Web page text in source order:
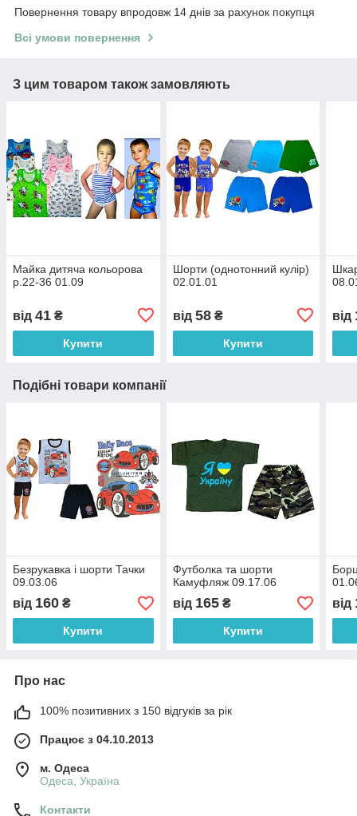
Повернення товару впродовж 14 днів за рахунок покупця
Всі умови повернення
З цим товаром також замовляють
Майка дитяча кольорова
р.22-36 01.09
від 41 ₴
Купити
Шорти (однотонний кулір)
02.01.01
від 58₴
Купити
від
Подібні товари компанії
Безрукавка і шорти Тачки
09.03.06
від 160 ₴
Купити
Футболка та шорти
Камуфляж 09.17.06
від 165₴
Купити
від
Про нас
100% позитивних з 150 відгуків за рік
Працює з 04.10.2013
м. Одеса
Одеса, Україна
Контакти